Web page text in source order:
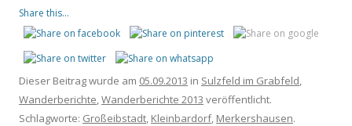
Share this...
Dieser Beitrag wurde am 05.09.2013 in Sulzfeld im Grabfeld,
Wanderberichte,Wanderberichte 2013 veröffentlicht.
Schlagworte: Großeibstadt, Kleinbardorf, Merkershausen.